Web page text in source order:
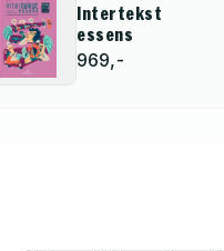
Intertekst
essens
969,-